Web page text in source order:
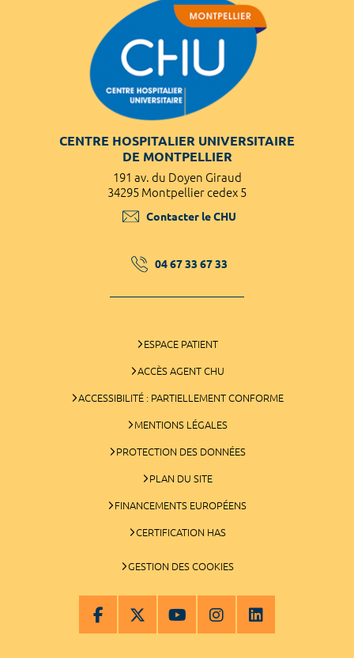
CENTRE HOSPITALIER UNIVERSITAIRE
DE MONTPELLIER
191 av. du Doyen Giraud
34295 Montpellier cedex 5
Contacter le CHU
04 67 33 67 33
ESPACE PATIENT
ACCÈS AGENT CHU
ACCESSIBILITÉ : PARTIELLEMENT CONFORME
MENTIONS LÉGALES
PROTECTION DES DONNÉES
PLAN DU SITE
FINANCEMENTS EUROPÉENS
CERTIFICATION HAS
GESTION DES COOKIES